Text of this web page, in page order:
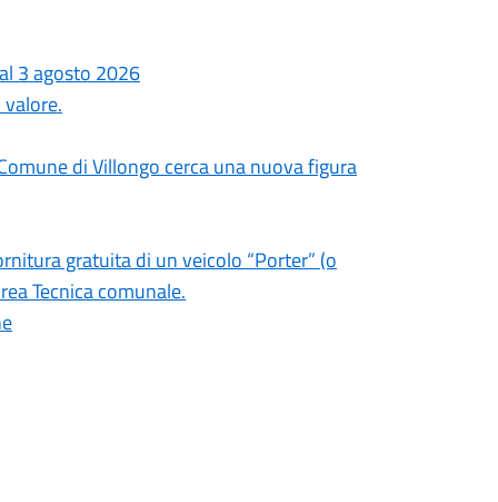
3 agosto 2026
di Villongo cerca una nuova figura
gratuita di un veicolo “Porter” (o
Tecnica comunale.